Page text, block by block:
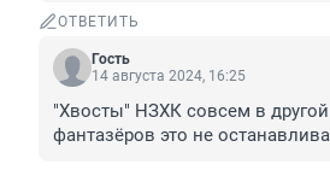
ОТВЕТИТЬ
Гость
14 августа 2024, 16:25
"Хвосты" НЗХК совсем в
фантазёров это не